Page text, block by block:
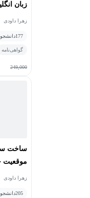
زبان
زهرا داودی
177دانشجو
گواهی‌نامه
249,000
ساخت
موقعیت
زهرا داودی
205دانشجو